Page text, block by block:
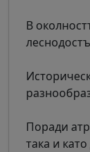
В
Поради
така и